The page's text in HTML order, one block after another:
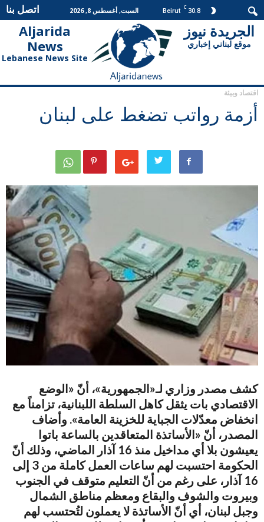
30.8
C
Beirut السبت, أغسطس 8, 2026 اتصل بنا
Aljarida
News
Lebanese News Site
الجريدة
نيوز
الجريدة نيوز
موقع لبناني إخباري
اقتصاد وبيئة
أزمة رواتب تضغط على لبنان
كشف مصدر وزاري لـ«الجمهورية»، أنّ «الوضع
الاقتصادي بات يثقل كاهل السلطة اللبنانية، تزامناً مع
انخفاض معدّلات الجباية للخزينة العامة». وأضاف
المصدر، أنّ «الأساتذة المتعاقدين بالساعة باتوا
يعيشون بلا أي مداخيل منذ 16 آذار الماضي، وذلك أنّ
الحكومة احتسبت لهم ساعات العمل كاملة من 3 إلى
16 آذار، على رغم من أنّ التعليم متوقف في الجنوب
وبيروت والشوف والبقاع ومعظم مناطق الشمال
وجبل لبنان، أي أنّ الأساتذة لا يعملون لتُحتسب لهم